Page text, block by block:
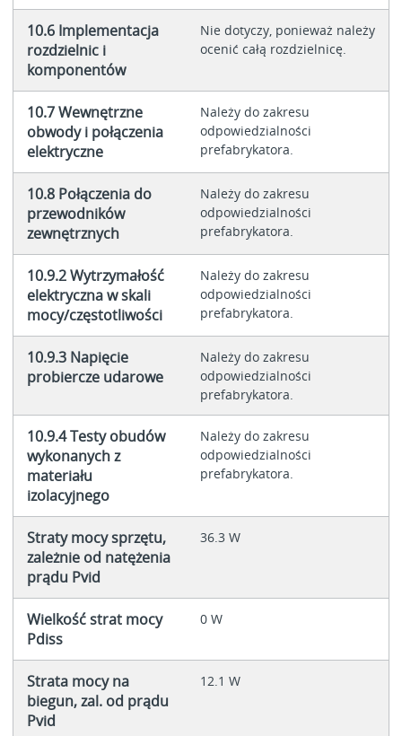
10.6 Implementacja
rozdzielnic i
komponentów
Nie dotyczy, ponieważ należy
ocenić całą rozdzielnicę.
10.7 Wewnętrzne
obwody i połączenia
elektryczne
Należy do zakresu
odpowiedzialności
prefabrykatora.
10.8 Połączenia do
przewodników
zewnętrznych
Należy do zakresu
odpowiedzialności
prefabrykatora.
10.9.2 Wytrzymałość
elektryczna w skali
mocy/częstotliwości
Należy do zakresu
odpowiedzialności
prefabrykatora.
10.9.3 Napięcie
probiercze udarowe
Należy do zakresu
odpowiedzialności
prefabrykatora.
10.9.4 Testy obudów
wykonanych z
materiału
izolacyjnego
Należy do zakresu
odpowiedzialności
prefabrykatora.
Straty mocy sprzętu,
zależnie od natężenia
prądu Pvid
36.3 W
Wielkość strat mocy
Pdiss
0 W
Strata mocy na
biegun, zal. od prądu
Pvid
12.1 W